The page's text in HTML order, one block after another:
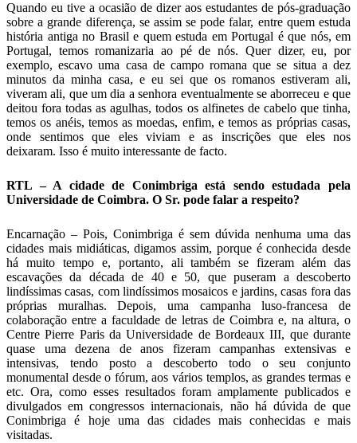
Quando eu tive a ocasião de dizer aos estudantes de pós-graduação
sobre a grande diferença, se assim se pode falar, entre quem estuda
história antiga no Brasil e quem estuda em Portugal é que nós, em
Portugal, temos romanizaria ao pé de nós. Quer dizer, eu, por
exemplo, escavo uma casa de campo romana que se situa a dez
minutos da minha casa, e eu sei que os romanos estiveram ali,
viveram ali, que um dia a senhora eventualmente se aborreceu e que
deitou fora todas as agulhas, todos os alfinetes de cabelo que tinha,
temos os anéis, temos as moedas, enfim, e temos as próprias casas,
onde sentimos que eles viviam e as inscrições que eles nos
deixaram. Isso é muito interessante de facto.
RTL – A cidade de Conimbriga está sendo estudada pela
Universidade de Coimbra. O Sr. pode falar a respeito?
Encarnação – Pois, Conimbriga é sem dúvida nenhuma uma das
cidades mais midiáticas, digamos assim, porque é conhecida desde
há muito tempo e, portanto, ali também se fizeram além das
escavações da década de 40 e 50, que puseram a descoberto
lindíssimas casas, com lindíssimos mosaicos e jardins, casas fora das
próprias muralhas. Depois, uma campanha luso-francesa de
colaboração entre a faculdade de letras de Coimbra e, na altura, o
Centre Pierre Paris da Universidade de Bordeaux III, que durante
quase uma dezena de anos fizeram campanhas extensivas e
intensivas, tendo posto a descoberto todo o seu conjunto
monumental desde o fórum, aos vários templos, as grandes termas e
etc. Ora, como esses resultados foram amplamente publicados e
divulgados em congressos internacionais, não há dúvida de que
Conimbriga é hoje uma das cidades mais conhecidas e mais
visitadas.